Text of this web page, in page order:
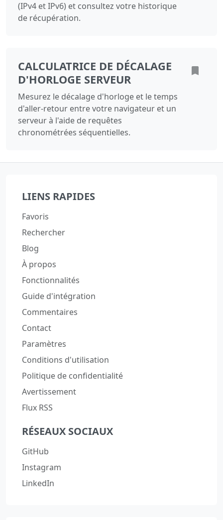
(IPv4 et IPv6) et consultez votre historique
de récupération.
CALCULATRICE DE DÉCALAGE
D'HORLOGE SERVEUR
Mesurez le décalage d'horloge et le temps
d'aller-retour entre votre navigateur et un
serveur à l'aide de requêtes
chronométrées séquentielles.
LIENS RAPIDES
Favoris
Rechercher
Blog
À propos
Fonctionnalités
Guide d'intégration
Commentaires
Contact
Paramètres
Conditions d'utilisation
Politique de confidentialité
Avertissement
Flux RSS
RÉSEAUX SOCIAUX
GitHub
Instagram
LinkedIn